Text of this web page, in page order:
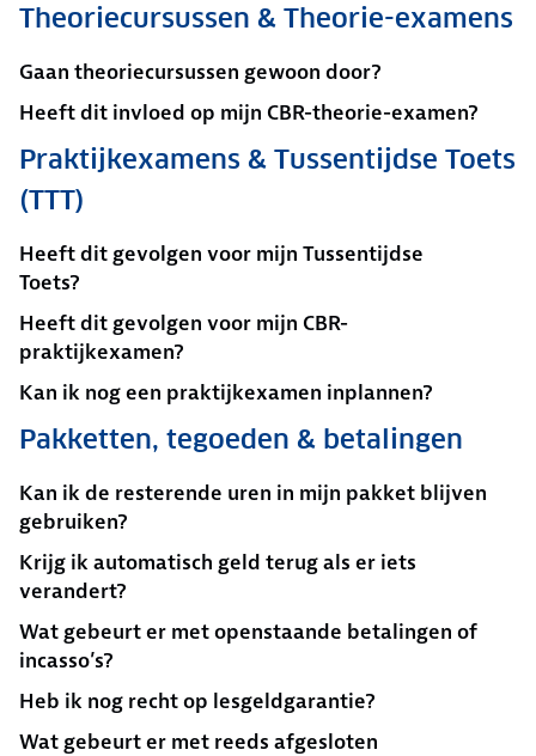
Theoriecursussen & Theorie-examens
Gaan theoriecursussen gewoon door?
Heeft dit invloed op mijn CBR-theorie-examen?
Praktijkexamens & Tussentijdse Toets
(TTT)
Heeft dit gevolgen voor mijn Tussentijdse
Toets?
Heeft dit gevolgen voor mijn CBR-
praktijkexamen?
Kan ik nog een praktijkexamen inplannen?
Pakketten, tegoeden & betalingen
Kan ik de resterende uren in mijn pakket blijven
gebruiken?
Krijg ik automatisch geld terug als er iets
verandert?
Wat gebeurt er met openstaande betalingen of
incasso’s?
Heb ik nog recht op lesgeldgarantie?
Wat gebeurt er met reeds afgesloten